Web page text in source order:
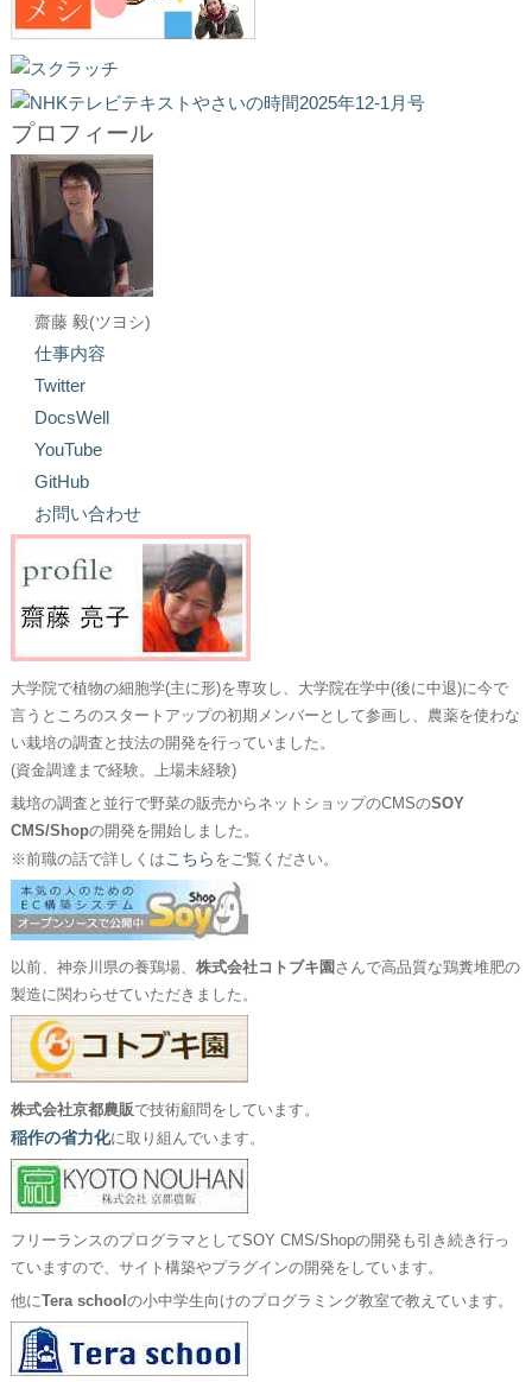
プロフィール
齋藤 毅(ツヨシ)
仕事内容
Twitter
DocsWell
YouTube
GitHub
お問い合わせ
大学院で植物の細胞学(主に形)を専攻し、大学院在学中(後に中退)に今で
言うところのスタートアップの初期メンバーとして参画し、農薬を使わな
い栽培の調査と技法の開発を行っていました。
(資金調達まで経験。上場未経験)
栽培の調査と並行で野菜の販売からネットショップのCMSのSOY
CMS/Shopの開発を開始しました。
※前職の話で詳しくは こちら をご覧ください。
以前、神奈川県の養鶏場、 株式会社コトブキ園 さんで高品質な鶏糞堆肥の
製造に関わらせていただきました。
株式会社京都農販で技術顧問をしています。
稲作の省力化に取り組んでいます。
フリーランスのプログラマとしてSOY CMS/Shopの開発も引き続き行っ
ていますので、サイト構築やプラグインの開発をしています。
他にTera school の小中学生向けのプログラミング教室で教えています。